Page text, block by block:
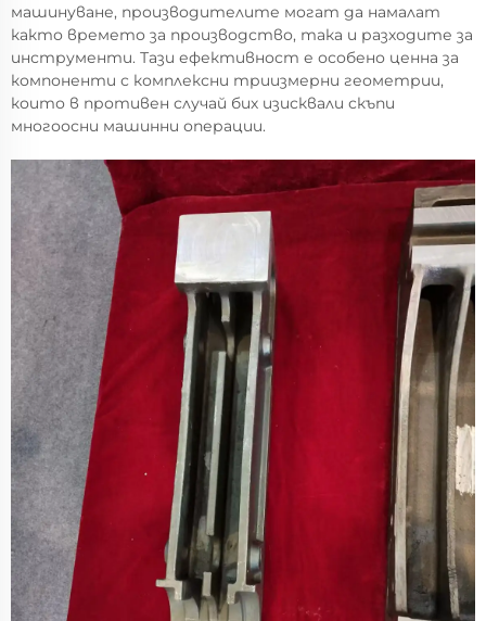
машинуване, производителите могат да намалат
както времето за производство, така и разходите за
инструменти. Тази ефективност е особено ценна за
компоненти с комплексни триизмерни геометрии,
които в противен случай бих изисквали скъпи
многоосни машинни операции.